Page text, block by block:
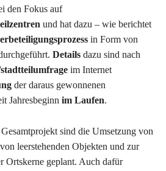
den Fokus auf
und hat dazu – wie berichtet
in Form von
Details dazu sind nach
im Internet
der daraus gewonnenen
Jahresbeginn im Laufen.
sind die Umsetzung von
leerstehenden Objekten und zur
Ortskerne geplant. Auch dafür